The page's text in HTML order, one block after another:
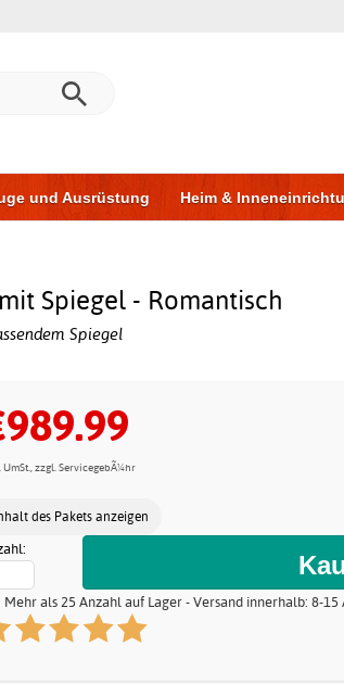
und Ausrüstung Heim &
Spiegel - Romantisch
Spiegel
UmSt., zzgl. ServicegebÃ¼hr
des Pakets anzeigen
Mehr als 25 Anzahl auf Lager - Versand innerhalb: 8-15